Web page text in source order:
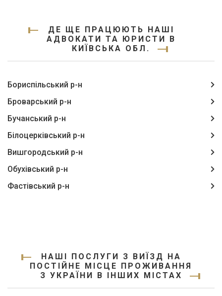
ДЕ ЩЕ ПРАЦЮЮТЬ НАШІ
АДВОКАТИ ТА ЮРИСТИ В
КИЇВСЬКА ОБЛ.
Бориспільський р-н
Броварський р-н
Бучанський р-н
Білоцерківський р-н
Вишгородський р-н
Обухівський р-н
Фастівський р-н
НАШІ ПОСЛУГИ З ВИЇЗД НА
ПОСТІЙНЕ МІСЦЕ ПРОЖИВАННЯ
З УКРАЇНИ В ІНШИХ МІСТАХ